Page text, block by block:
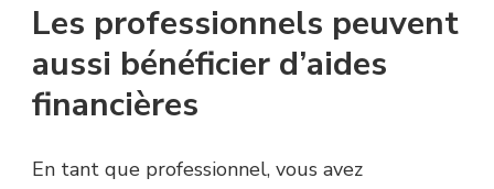
Les professionnels peuvent
aussi bénéficier d’aides
financières
En tant que professionnel, vous avez